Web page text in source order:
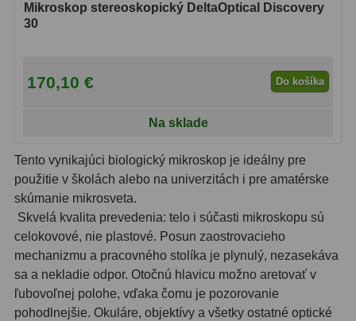
Mikroskop stereoskopický DeltaOptical Discovery
30
170,10 € Do košíka
Na sklade
Tento vynikajúci biologický mikroskop je ideálny pre
použitie v školách alebo na univerzitách i pre amatérske
skúmanie mikrosveta.
Skvelá kvalita prevedenia: telo i súčasti mikroskopu sú
celokovové, nie plastové. Posun zaostrovacieho
mechanizmu a pracovného stolíka je plynulý, nezasekáva
sa a nekladie odpor. Otočnú hlavicu možno aretovať v
ľubovoľnej polohe, vďaka čomu je pozorovanie
pohodlnejšie. Okuláre, objektívy a všetky ostatné optické